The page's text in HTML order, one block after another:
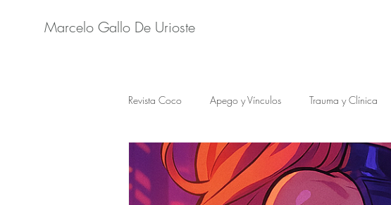
Marcelo Gallo De Urioste
Revista Coco Apego y Vínculos Trauma y Clínica